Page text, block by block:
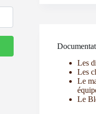
Les
Les
Le
Le